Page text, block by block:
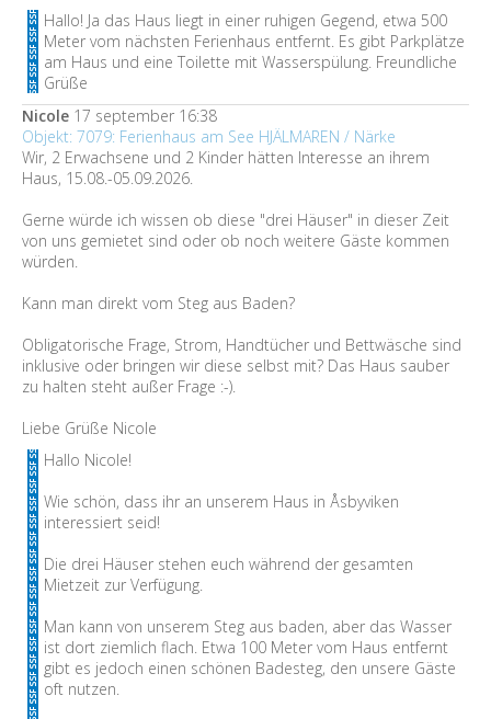
Hallo! Ja das Haus liegt in einer ruhigen Gegend, etwa 500
Meter vom nächsten Ferienhaus entfernt. Es gibt Parkplätze
am Haus und eine Toilette mit Wasserspülung. Freundliche
Grüße
Nicole 17 september 16:38
Objekt: 7079: Ferienhaus am See HJÄLMAREN / Närke
Wir, 2 Erwachsene und 2 Kinder hätten Interesse an ihrem
Haus, 15.08.-05.09.2026.
Gerne würde ich wissen ob diese "drei Häuser" in dieser Zeit
von uns gemietet sind oder ob noch weitere Gäste kommen
würden.
Kann man direkt vom Steg aus Baden?
Obligatorische Frage, Strom, Handtücher und Bettwäsche sind
inklusive oder bringen wir diese selbst mit? Das Haus sauber
zu halten steht außer Frage :-).
Liebe Grüße Nicole
Hallo Nicole!
Wie schön, dass ihr an unserem Haus in Åsbyviken
interessiert seid!
Die drei Häuser stehen euch während der gesamten
Mietzeit zur Verfügung.
Man kann von unserem Steg aus baden, aber das Wasser
ist dort ziemlich flach. Etwa 100 Meter vom Haus entfernt
gibt es jedoch einen schönen Badesteg, den unsere Gäste
oft nutzen.